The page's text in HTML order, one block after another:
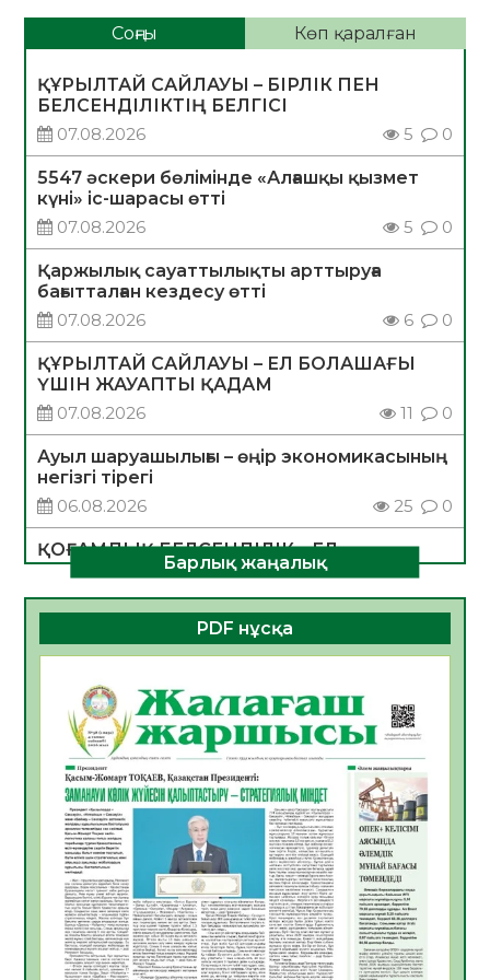
Соңғы Көп қаралған
ҚҰРЫЛТАЙ САЙЛАУЫ – БІРЛІК ПЕН
БЕЛСЕНДІЛІКТІҢ БЕЛГІСІ
07.08.2026
5 0
5547 әскери бөлімінде «Алғашқы қызмет
күні» іс-шарасы өтті
07.08.2026
5 0
Қаржылық сауаттылықты арттыруға
бағытталған кездесу өтті
07.08.2026
6 0
ҚҰРЫЛТАЙ САЙЛАУЫ – ЕЛ БОЛАШАҒЫ
ҮШІН ЖАУАПТЫ ҚАДАМ
07.08.2026
11 0
Ауыл шаруашылығы – өңір экономикасының
негізгі тірегі
06.08.2026
25 0
ҚОҒАМДЫҚ БЕЛСЕНДІЛІК – ЕЛ
ДАМУЫНЫҢ НЕГІЗІ
06.08.2026
23 0
ҚҰРЫЛТАЙ САЙЛАУЫ – БОЛАШАҚҚА
БАСТАР ЖАУАПТЫ ТАҢДАУ
06.08.2026
Инфекциялық ауруларға қарсы иммундау
жұмыстарының тиімділігі
06.08.2026
27
Көкжөтел ауруы туралы
06.08.2026
24
АПВ вакцинасы туралы мәлімет
06.08.2026
25
Open Air: Қызылорда облысы полиция
Барлық жаңалық
PDF нұсқа